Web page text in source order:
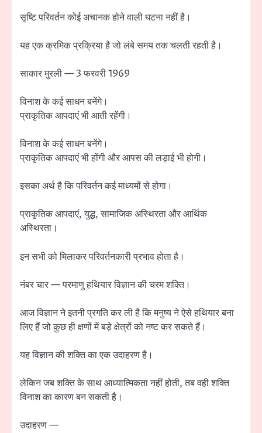
सृष्टि परिवर्तन कोई अचानक होने वाली घटना नहीं है।
यह एक क्रमिक प्रक्रिया है जो लंबे समय तक चलती रहती है।
साकार मुरली — 3 फरवरी 1969
विनाश के कई साधन बनेंगे।
प्राकृतिक आपदाएं भी आती रहेंगी।
विनाश के कई साधन बनेंगे।
प्राकृतिक आपदाएं भी होंगी और आपस की लड़ाई भी होगी।
इसका अर्थ है कि परिवर्तन कई माध्यमों से होगा।
प्राकृतिक आपदाएं, युद्ध, सामाजिक अस्थिरता और आर्थिक
अस्थिरता।
इन सभी को मिलाकर परिवर्तनकारी प्रभाव होता है।
नंबर चार — परमाणु हथियार विज्ञान की चरम शक्ति।
आज विज्ञान ने इतनी प्रगति कर ली है कि मनुष्य ने ऐसे हथियार बना
लिए हैं जो कुछ ही क्षणों में बड़े क्षेत्रों को नष्ट कर सकते हैं।
यह विज्ञान की शक्ति का एक उदाहरण है।
लेकिन जब शक्ति के साथ आध्यात्मिकता नहीं होती, तब वही शक्ति
विनाश का कारण बन सकती है।
उदाहरण —